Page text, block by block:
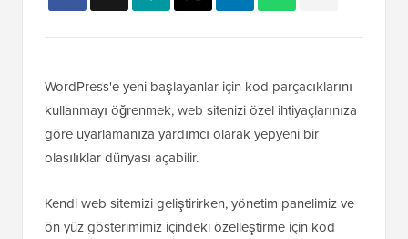
WordPress'e yeni başlayanlar için kod parçacıklarını
kullanmayı öğrenmek, web sitenizi özel ihtiyaçlarınıza
göre uyarlamanıza yardımcı olarak yepyeni bir
olasılıklar dünyası açabilir.
Kendi web sitemizi geliştirirken, yönetim panelimiz ve
ön yüz gösterimimiz içindeki özelleştirme için kod